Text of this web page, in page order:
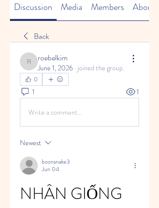
Discussion Media Members About
Back
roebelkim
roebelkim
June 1, 2026 · joined the group.
0
1 1
Write a comment...
Newest
boonsnake3
Jun 04
NHÂN GIỐNG